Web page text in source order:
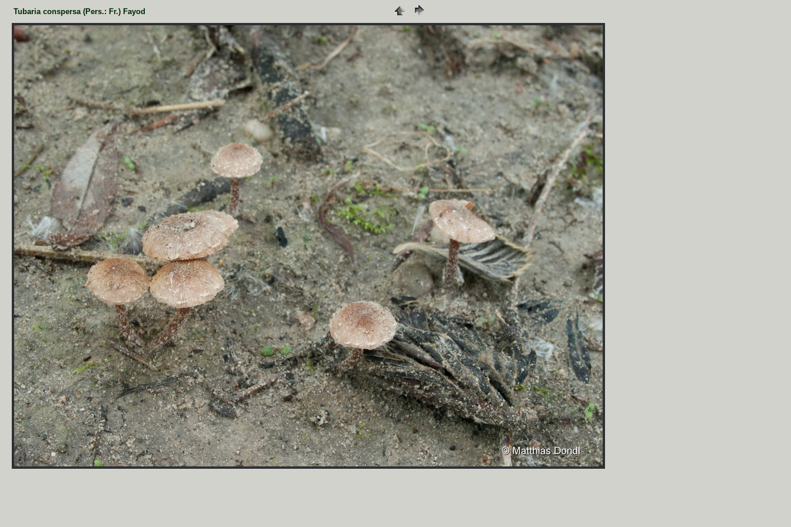
Tubaria conspersa (Pers.: Fr.) Fayod